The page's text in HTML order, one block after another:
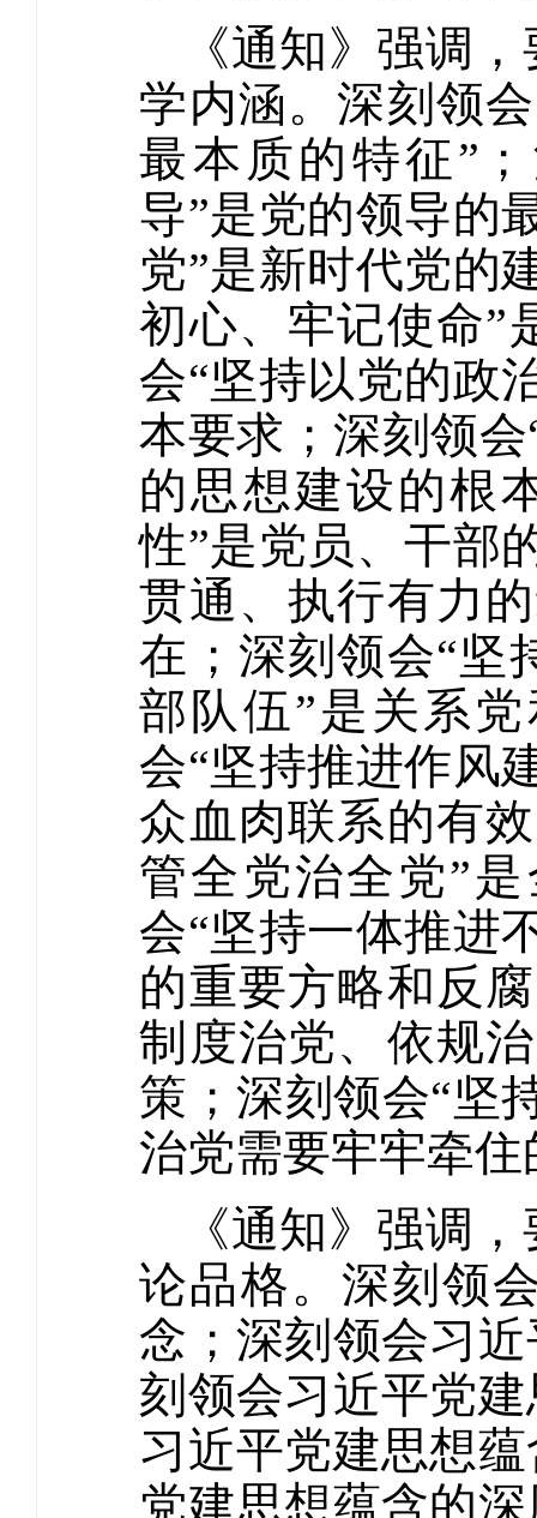
《通知》强调
学内涵。深刻领
最本质的特征”
导”是党的领导的
党”是新时代党的
初心、牢记使命”
会“坚持以党的政
本要求；深刻领
的思想建设的根
性”是党员、干部
贯通、执行有力
在；深刻领会“坚
部队伍”是关系
会“坚持推进作风
众血肉联系的有
管全党治全党”
会“坚持一体推进
的重要方略和反
制度治党、依规
策；深刻领会“坚
治党需要牢牢牵住
《通知》强调
论品格。深刻领
念；深刻领会习
刻领会习近平党
习近平党建思想
党建思想蕴含的